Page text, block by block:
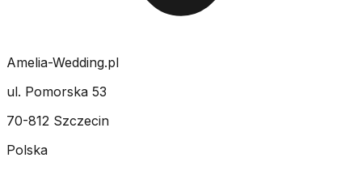
Amelia-Wedding.pl
ul. Pomorska 53
70-812 Szczecin
Polska